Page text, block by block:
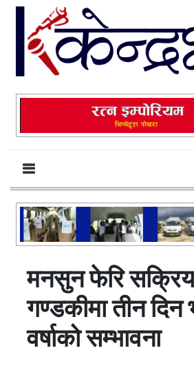
मनसुन फेरि
गण्डकीमा तीन दिन
वर्षाको सम्भावना